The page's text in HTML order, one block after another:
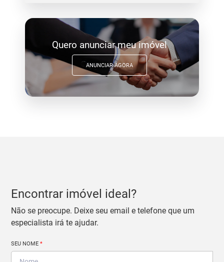
Quero anunciar meu imóvel
ANUNCIAR AGORA
Encontrar imóvel ideal?
Não se preocupe. Deixe seu email e telefone que um
especialista irá te ajudar.
SEU NOME*